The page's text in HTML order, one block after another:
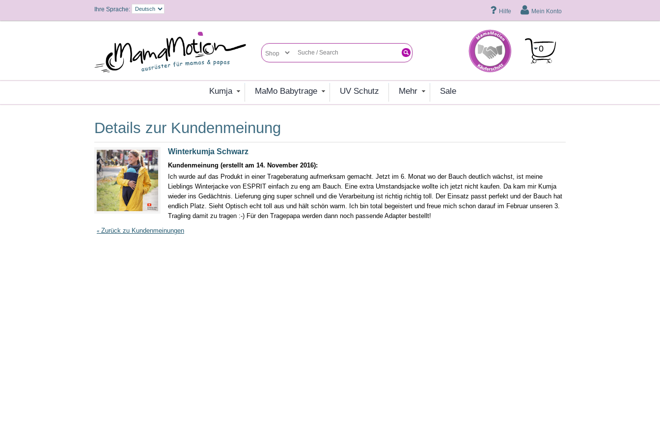
Ihre Sprache: Hilfe Mein Konto
0
Kumja MaMo Babytrage UV Schutz mehr sale
Details zur Kundenmeinung
Winterkumja Schwarz
Kundenmeinung (erstellt am 14. November 2016):
Ich wurde auf das Produkt in einer Trageberatung aufmerksam gemacht. Jetzt im 6. Monat wo der Bauch deutlich wächst, ist meine
Lieblings Winterjacke von ESPRIT einfach zu eng am Bauch. Eine extra Umstandsjacke wollte ich jetzt nicht kaufen. Da kam mir Kumja
wieder ins Gedächtnis. Lieferung ging super schnell und die Verarbeitung ist richtig richtig toll. Der Einsatz passt perfekt und der Bauch hat
endlich Platz. Sieht Optisch echt toll aus und hält schön warm. Ich bin total begeistert und freue mich schon darauf im Februar unseren 3.
Tragling damit zu tragen :-) Für den Tragepapa werden dann noch passende Adapter bestellt!
« Zurück zu Kundenmeinungen